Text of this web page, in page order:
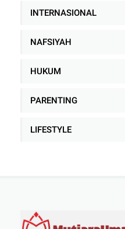
INTERNASIONAL
NAFSIYAH
HUKUM
PARENTING
LIFESTYLE